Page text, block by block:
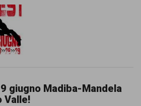
giugno Madiba-Mandela
Valle!